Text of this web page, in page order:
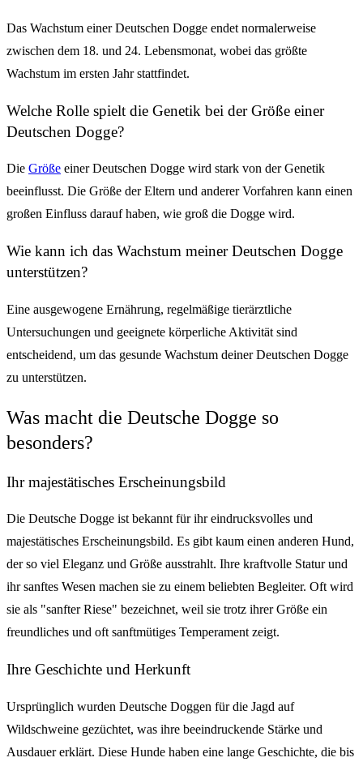
Das Wachstum einer Deutschen Dogge endet normalerweise
zwischen dem 18. und 24. Lebensmonat, wobei das größte
Wachstum im ersten Jahr stattfindet.
Welche Rolle spielt die Genetik bei der Größe einer
Deutschen Dogge?
Die Größe einer Deutschen Dogge wird stark von der Genetik
beeinflusst. Die Größe der Eltern und anderer Vorfahren kann einen
großen Einfluss darauf haben, wie groß die Dogge wird.
Wie kann ich das Wachstum meiner Deutschen Dogge
unterstützen?
Eine ausgewogene Ernährung, regelmäßige tierärztliche
Untersuchungen und geeignete körperliche Aktivität sind
entscheidend, um das gesunde Wachstum deiner Deutschen Dogge
zu unterstützen.
Was macht die Deutsche Dogge so
besonders?
Ihr majestätisches Erscheinungsbild
Die Deutsche Dogge ist bekannt für ihr eindrucksvolles und
majestätisches Erscheinungsbild. Es gibt kaum einen anderen Hund,
der so viel Eleganz und Größe ausstrahlt. Ihre kraftvolle Statur und
ihr sanftes Wesen machen sie zu einem beliebten Begleiter. Oft wird
sie als "sanfter Riese" bezeichnet, weil sie trotz ihrer Größe ein
freundliches und oft sanftmütiges Temperament zeigt.
Ihre Geschichte und Herkunft
Ursprünglich wurden Deutsche Doggen für die Jagd auf
Wildschweine gezüchtet, was ihre beeindruckende Stärke und
Ausdauer erklärt. Diese Hunde haben eine lange Geschichte, die bis